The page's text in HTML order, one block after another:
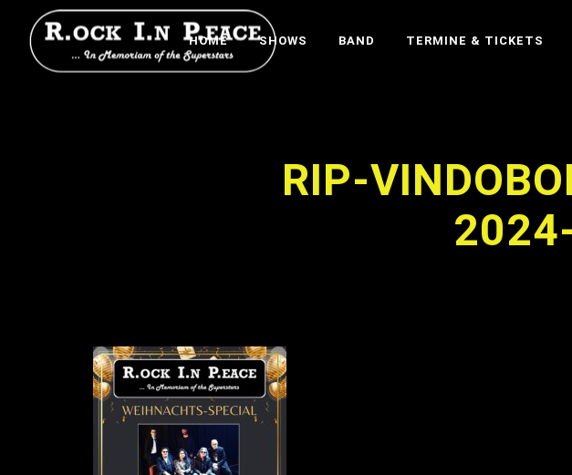
HOME SHOWS BAND TERMINE & TICKETS
RIP-